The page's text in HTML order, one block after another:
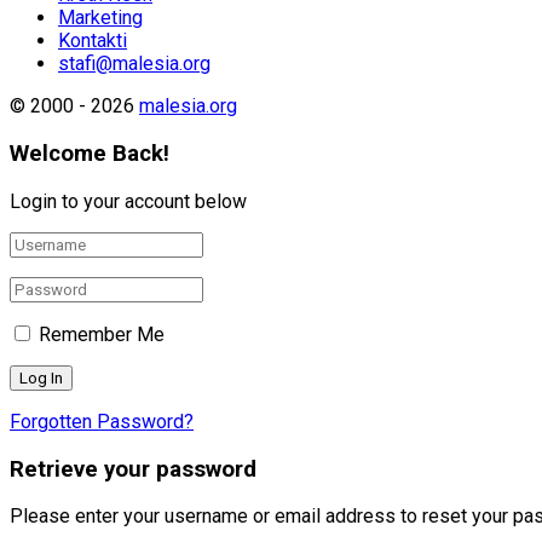
Marketing
Kontakti
stafi@malesia.org
© 2000 - 2026 malesia.org
Welcome Back!
Login to your account below
Remember Me
Forgotten Password?
Retrieve your password
Please enter your username or email address to reset your